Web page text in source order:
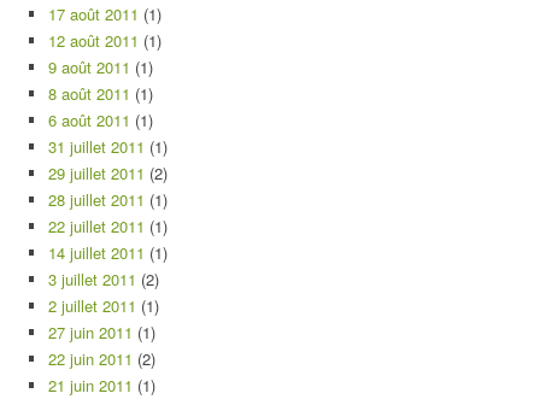
17 août 2011 (1)
12 août 2011 (1)
9 août 2011 (1)
8 août 2011 (1)
6 août 2011 (1)
31 juillet 2011 (1)
29 juillet 2011 (2)
28 juillet 2011 (1)
22 juillet 2011 (1)
14 juillet 2011 (1)
3 juillet 2011 (2)
2 juillet 2011 (1)
27 juin 2011 (1)
22 juin 2011 (2)
21 juin 2011 (1)